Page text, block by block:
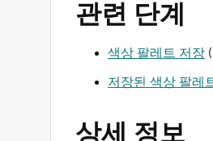
관련 단계
색상 팔레트 저장
저장된 색상 팔레
상세 정보